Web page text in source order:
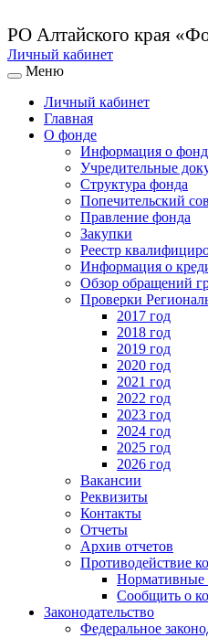
РО Алтайского края
Личный кабинет
Меню
Личный кабинет
Главная
О фонде
Информация о
Учредительные
Структура фонда
Попечительский
Правление фонда
Закупки
Реестр
Информация о
Обзор обращений
Проверки
2017 год
2018 год
2019 год
2020 год
2021 год
2022 год
2023 год
2024 год
2025 год
2026 год
Вакансии
Реквизиты
Контакты
Отчеты
Архив отчетов
Противодействие
Нормативные
Сообщить о
Законодательство
Федеральное